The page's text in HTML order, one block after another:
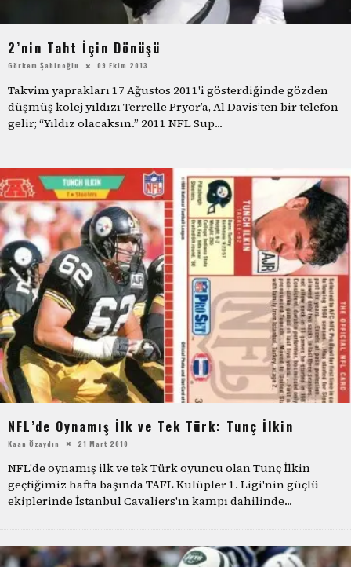
2’nin Taht İçin Dönüşü
Görkem Şahinoğlu 09 Ekim 2013
Takvim yaprakları 17 Ağustos 2011'i gösterdiğinde gözden
düşmüş kolej yıldızı Terrelle Pryor’a, Al Davis’ten bir telefon
gelir; “Yıldız olacaksın.” 2011 NFL Sup...
NFL’de Oynamış İlk ve Tek Türk: Tunç İlkin
Kaan Özaydın 21 Mart 2010
NFL'de oynamış ilk ve tek Türk oyuncu olan Tunç İlkin
geçtiğimiz hafta başında TAFL Kulüpler 1. Ligi'nin güçlü
ekiplerinde İstanbul Cavaliers'ın kampı dahilinde...